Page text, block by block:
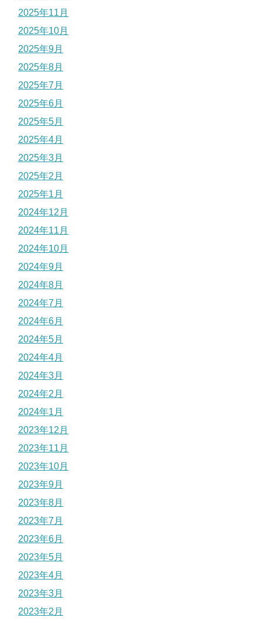
2025年11月
2025年10月
2025年9月
2025年8月
2025年7月
2025年6月
2025年5月
2025年4月
2025年3月
2025年2月
2025年1月
2024年12月
2024年11月
2024年10月
2024年9月
2024年8月
2024年7月
2024年6月
2024年5月
2024年4月
2024年3月
2024年2月
2024年1月
2023年12月
2023年11月
2023年10月
2023年9月
2023年8月
2023年7月
2023年6月
2023年5月
2023年4月
2023年3月
2023年2月